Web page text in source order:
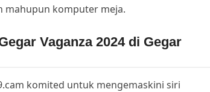
komputer meja.
Vaganza 2024 di Gegar
komited untuk mengemaskini siri